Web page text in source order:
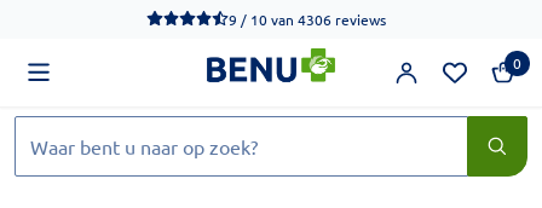
We werken momenteel hard aan het verbeteren van de
9 / 10van 4306 reviews
0